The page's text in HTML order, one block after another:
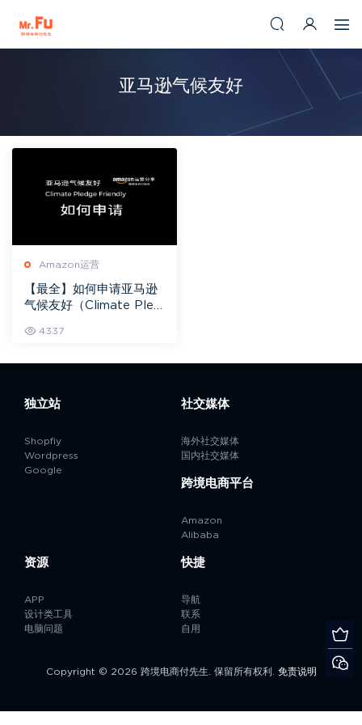
亚马逊气候友好
Amazon运营
【最全】如何申请亚马逊
气候友好（Climate Pled
4337
独立站
Shopfiy
Wordpress
Google
社交媒体
海外社交媒体
国内社交媒体
跨境电商平台
Amazon
Alibaba
资源
APP
设计类工具
电脑问题
快捷
导航
联系
自用
Copyright © 2026 跨境电商付先生. 保留所有权利. 免责说明